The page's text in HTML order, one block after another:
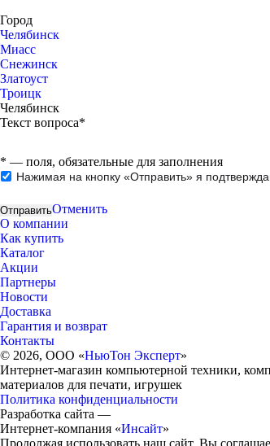
Город
Челябинск
Миасс
Снежинск
Златоуст
Троицк
Челябинск
Текст вопроса*
* — поля, обязательные для заполнения
Нажимая на кнопку «Отправить» я
Отменить
О компании
Как купить
Каталог
Акции
Партнеры
Новости
Доставка
Гарантия и возврат
Контакты
© 2026, ООО «НьюТон Эксперт»
Интернет-магазин компьютерной техники,
материалов для печати, игрушек
Политика конфиденциальности
Разработка сайта —
Интернет-компания «Инсайт»
Продолжая использовать наш сайт, Вы